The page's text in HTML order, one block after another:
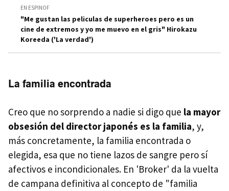
EN ESPINOF
"Me gustan las peliculas de superheroes pero es un
cine de extremos y yo me muevo en el gris" Hirokazu
Koreeda ('La verdad')
La familia encontrada
Creo que no sorprendo a nadie si digo que la mayor
obsesión del director japonés es la familia, y,
más concretamente, la familia encontrada o
elegida, esa que no tiene lazos de sangre pero sí
afectivos e incondicionales. En 'Broker' da la vuelta
de campana definitiva al concepto de "familia